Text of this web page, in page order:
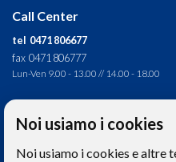
Noi usiamo i cookies
Noi usiamo i cookies e altre
Call Center
tel 0471 806677
fax 0471 806777
Lun-Ven 9.00 - 13.00 // 14.00 - 18.00
Ignas Tour S.p.A.
Largo Cesare Battisti, 28 - 39044